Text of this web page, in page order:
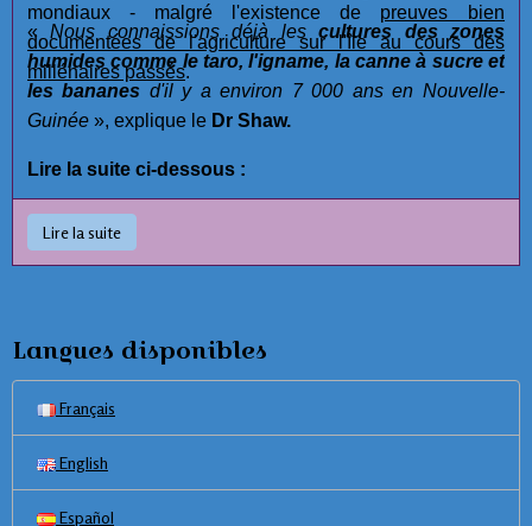
mondiaux - malgré l'existence de preuves bien
documentées de l'agriculture sur l'île au cours des
millénaires passés.
« Nous connaissions déjà les cultures des zones
humides comme le taro, l'igname, la canne à sucre et
les bananes d'il y a environ 7 000 ans en Nouvelle-
Guinée », explique le Dr Shaw.
Lire la suite ci-dessous :
Lire la suite
Langues disponibles
Français
English
Español